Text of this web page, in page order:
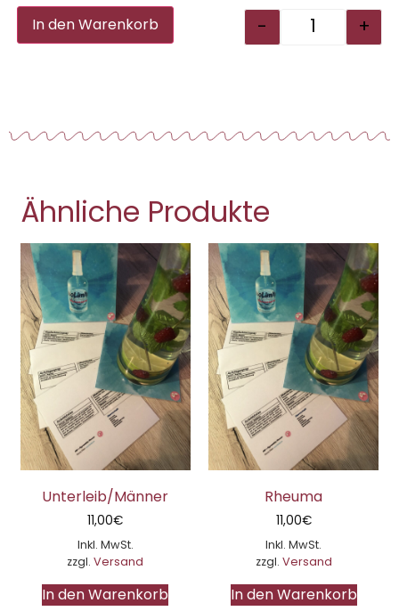
- +
In den Warenkorb Alternative:
Ähnliche Produkte
Unterleib/Männer
11,00€
Inkl. MwSt.
zzgl.Versand
In den Warenkorb
Rheuma
11,00€
Inkl. MwSt.
zzgl. Versand
In den Warenkorb